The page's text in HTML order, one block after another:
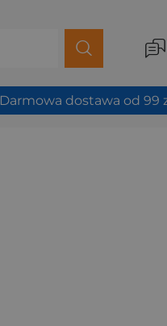
Darmowa dostawa od 99